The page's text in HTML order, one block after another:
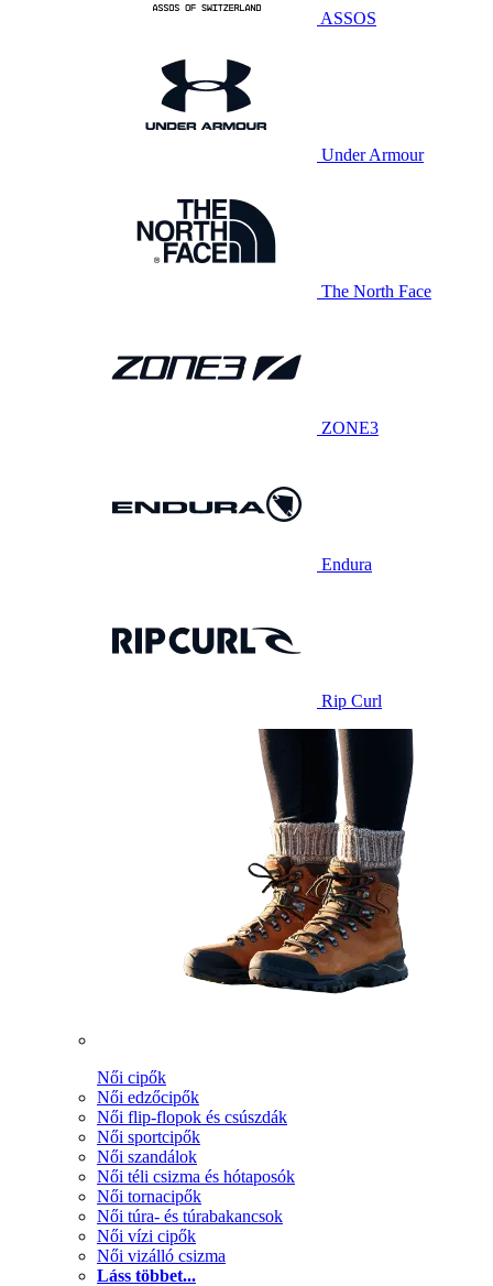
ASSOS
Under Armour
The North Face
ZONE3
Endura
Rip Curl
Női cipők
Női edzőcipők
Női flip-flopok és csúszdák
Női sportcipők
Női szandálok
Női téli csizma és hótaposók
Női tornacipők
Női túra- és túrabakancsok
Női vízi cipők
Női vizálló csizma
Láss többet...